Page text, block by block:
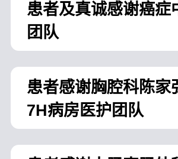
患者及真诚感谢癌症
团队
患者感谢胸腔科陈家
7H病房医护团队